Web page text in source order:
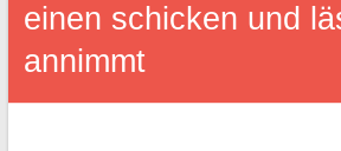
einen schicken und
annimmt